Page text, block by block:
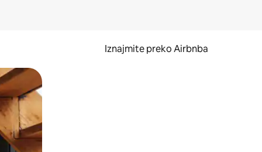
Iznajmite preko Airbnba